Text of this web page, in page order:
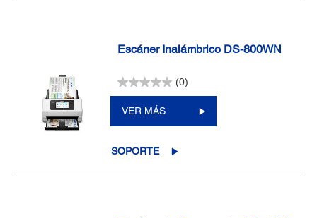
Escáner Inalámbrico DS-800WN
(0)
VER MÁS
SOPORTE